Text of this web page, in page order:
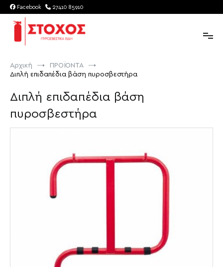
Παράλειψη
στο
περιεχόμενο
Facebook 27410 85910
Στόχος | Πυροσβεστικά Είδη
Αρχική
ΠΡΟΪΟΝΤΑ
Διπλή επιδαπέδια βάση πυροσβεστήρα
Διπλή επιδαπέδια βάση
πυροσβεστήρα